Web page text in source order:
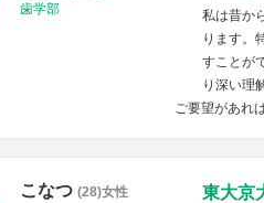
歯学部
私は昔か
ります。
すことが
り深い理
ご要望があれ
こなつ (28)女性
東大京